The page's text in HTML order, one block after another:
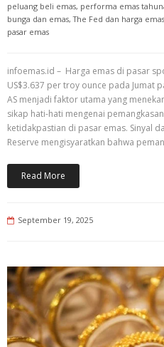
peluang beli emas, performa emas
bunga dan emas,The Fed dan harga emas
pasar emas
infoemas.id – Harga emas di pasar
US$3.637 per troy ounce pada Jumat
AS menjadi faktor utama yang
sikap hati-hati mengenai
ketidakpastian di pasar emas. Sinyal
Reserve mengisyaratkan bahwa
Read More
September 19, 2025